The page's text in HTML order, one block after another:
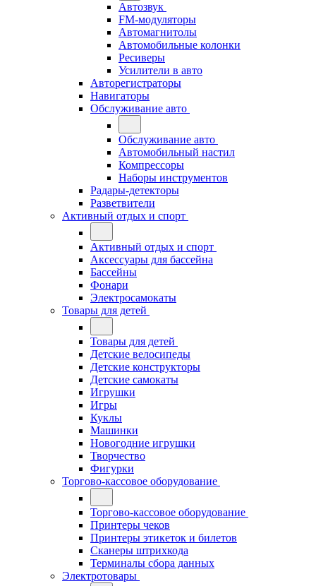
Автозвук
FM-модуляторы
Автомагнитолы
Автомобильные колонки
Ресиверы
Усилители в авто
Авторегистраторы
Навигаторы
Обслуживание авто
Обслуживание авто
Автомобильный настил
Компрессоры
Наборы инструментов
Радары-детекторы
Разветвители
Активный отдых и спорт
Активный отдых и спорт
Аксессуары для бассейна
Бассейны
Фонари
Электросамокаты
Товары для детей
Товары для детей
Детские велосипеды
Детские конструкторы
Детские самокаты
Игрушки
Игры
Куклы
Машинки
Новогодние игрушки
Творчество
Фигурки
Торгово-кассовое оборудование
Торгово-кассовое оборудование
Принтеры чеков
Принтеры этикеток и билетов
Сканеры штрихкода
Терминалы сбора данных
Электротовары